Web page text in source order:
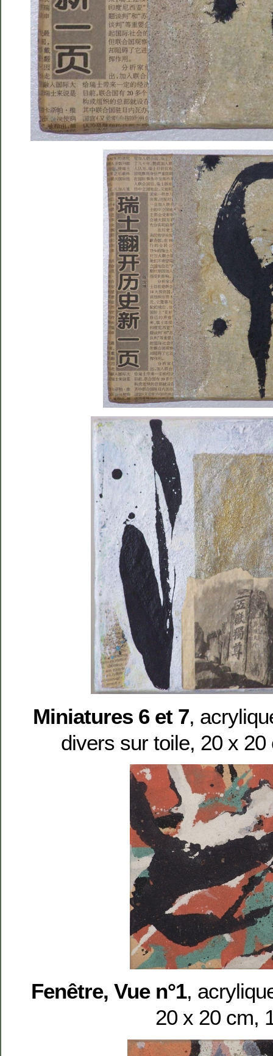
Miniatures 6 et 7,
divers sur toile, 20 x
Fenêtre, Vue n°1,
20 x 20 cm,